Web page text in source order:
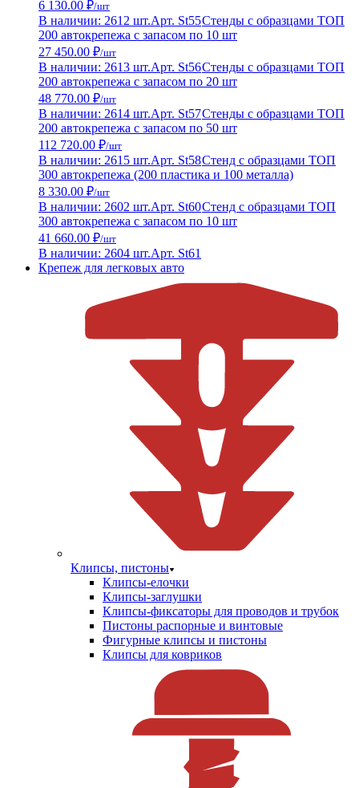
6 130.00 ₽/шт
В наличии: 2612 шт.Арт. St55Стенды с образцами ТОП
200 автокрепежа с запасом по 10 шт
27 450.00 ₽/шт
В наличии: 2613 шт.Арт. St56Стенды с образцами ТОП
200 автокрепежа с запасом по 20 шт
48 770.00 ₽/шт
В наличии: 2614 шт.Арт. St57Стенды с образцами ТОП
200 автокрепежа с запасом по 50 шт
112 720.00 ₽/шт
В наличии: 2615 шт.Арт. St58Стенд с образцами ТОП
300 автокрепежа (200 пластика и 100 металла)
8 330.00 ₽/шт
В наличии: 2602 шт.Арт. St60Стенд с образцами ТОП
300 автокрепежа с запасом по 10 шт
41 660.00 ₽/шт
В наличии: 2604 шт.Арт. St61
Крепеж для легковых авто
Клипсы, пистоны
Клипсы-елочки
Клипсы-заглушки
Клипсы-фиксаторы для проводов и трубок
Пистоны распорные и винтовые
Фигурные клипсы и пистоны
Клипсы для ковриков